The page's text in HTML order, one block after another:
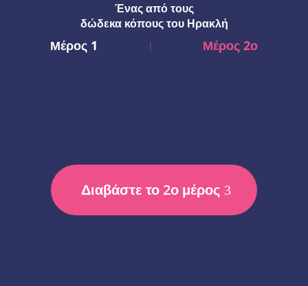
Ένας από τους
δώδεκα κόπους του Ηρακλή
Μέρος 1 | Μέρος 2ο
Διαβάστε το 2ο μέρος